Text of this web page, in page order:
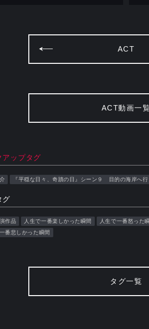
ACT
ACT動画一
アップタグ
『平穏な日々、奇蹟の日』シーン９ 目的の海岸へ行
グ
作品 人生で一番楽しかった瞬間 人生で一番怒った
番悲しかった瞬間
タグ一覧